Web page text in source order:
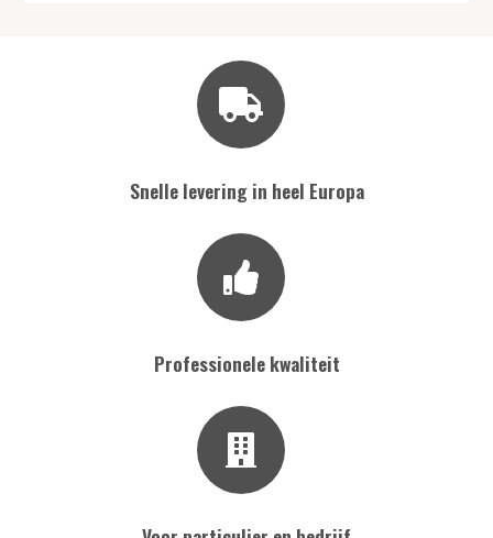
Snelle levering in heel Europa
Professionele kwaliteit